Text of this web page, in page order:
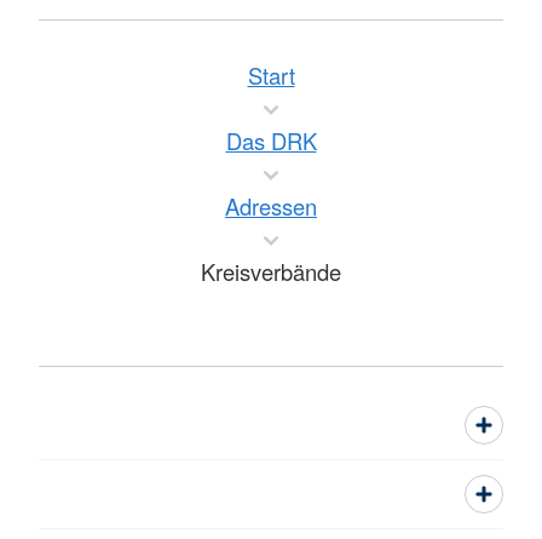
Start
Das DRK
Adressen
Kreisverbände